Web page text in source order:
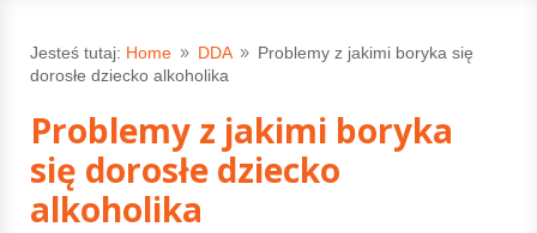
Jesteś tutaj: Home 9 DDA 9 Problemy z jakimi boryka się
dorosłe dziecko alkoholika
Problemy z jakimi boryka
się dorosłe dziecko
alkoholika